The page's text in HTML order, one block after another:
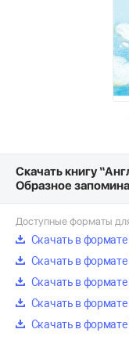
Скачать книгу
Образное
Доступные форматы
Скачать в формате
Скачать в формате
Скачать в формате
Скачать в формате
Скачать в формате